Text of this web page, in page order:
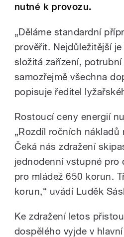
nutné k provozu.
„Děláme standardní
prověřit. Nejdůležitější
složitá zařízení,
samozřejmě všechna
popisuje ředitel
Rostoucí ceny energií
„Rozdíl ročních
Čeká nás zdražení
jednodenní vstupné pro
pro mládež 650 korun.
korun,“ uvádí Luděk
Ke zdražení letos
dospělého vyjde v